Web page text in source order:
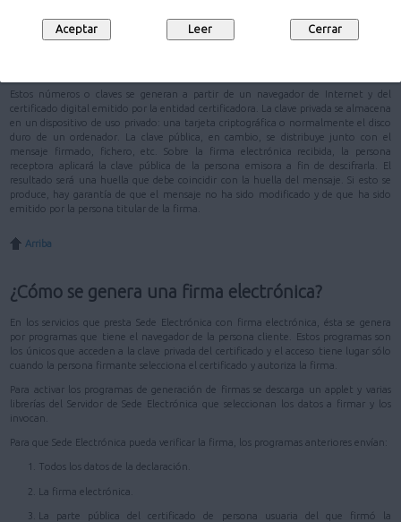
Para poder utilizar la firma electrónica es necesario haber obtenido previamente
un certificado digital. El funcionamiento de la firma electrónica se basa en un par
Estos números o claves se generan a partir de un navegador de Internet y del
certificado digital emitido por la entidad certificadora. La clave privada se almacena
en un dispositivo de uso privado: una tarjeta criptográfica o normalmente el disco
duro de un ordenador. La clave pública, en cambio, se distribuye junto con el
mensaje firmado, fichero, etc. Sobre la firma electrónica recibida, la persona
receptora aplicará la clave pública de la persona emisora a fin de descifrarla. El
resultado será una huella que debe coincidir con la huella del mensaje. Si esto se
produce, hay garantía de que el mensaje no ha sido modificado y de que ha sido
emitido por la persona titular de la firma.
Arriba
¿Cómo se genera una firma electrónica?
En los servicios que presta Sede Electrónica con firma electrónica, ésta se genera
por programas que tiene el navegador de la persona cliente. Estos programas son
los únicos que acceden a la clave privada del certificado y el acceso tiene lugar sólo
cuando la persona firmante selecciona el certificado y autoriza la firma.
Para activar los programas de generación de firmas se descarga un applet y varias
librerías del Servidor de Sede Electrónica que seleccionan los datos a firmar y los
invocan.
Para que Sede Electrónica pueda verificar la firma, los programas anteriores envían:
Todos los datos de la declaración.
La firma electrónica.
La parte pública del certificado de persona usuaria del que firmó la